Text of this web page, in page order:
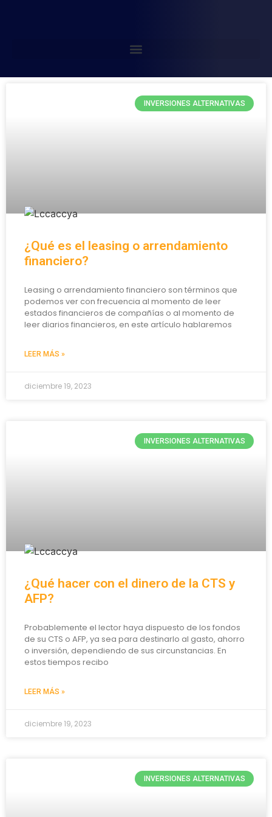
INVERSIONES ALTERNATIVAS
¿Qué es el leasing o arrendamiento
financiero?
Leasing o arrendamiento financiero son términos que
podemos ver con frecuencia al momento de leer
estados financieros de compañías o al momento de
leer diarios financieros, en este artículo hablaremos
LEER MÁS »
diciembre 19, 2023
INVERSIONES ALTERNATIVAS
¿Qué hacer con el dinero de la CTS y
AFP?
Probablemente el lector haya dispuesto de los fondos
de su CTS o AFP, ya sea para destinarlo al gasto, ahorro
o inversión, dependiendo de sus circunstancias. En
estos tiempos recibo
LEER MÁS »
diciembre 19, 2023
INVERSIONES ALTERNATIVAS